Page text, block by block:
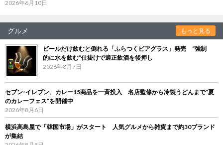
2026年6月10日
グルメ もっと見る
ビールだけ飲むと倒れる「ふらつくビアグラス」発売 “強制
的に水を飲む”仕掛けで適正飲酒を後押し
2026年8月7日
セブン‐イレブン、カレー15商品を一斉投入 名店監修から冷製うどんまで“夏
のカレーフェス”を開催中
2026年8月6日
横浜高島屋で「韓国市場」がスタート 人気グルメから雑貨まで約30ブランド
が集結